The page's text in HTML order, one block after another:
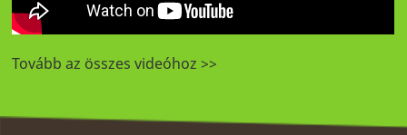
Tovább az összes videóhoz >>